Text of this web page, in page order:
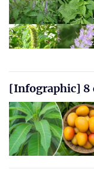
[Infographic] 8